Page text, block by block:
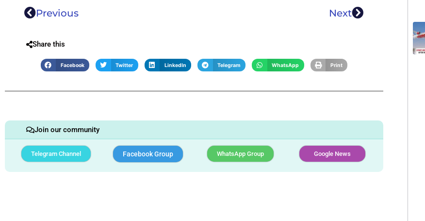
Previous Next
Share this
Facebook Twitter LinkedIn Telegram WhatsApp Print
Join our community
Telegram Channel Facebook Group WhatsApp Group Google News